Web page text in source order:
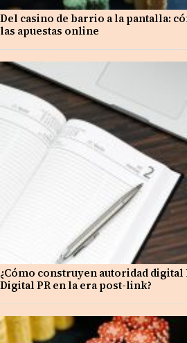
Del casino de barrio a la pantalla:
las apuestas online
¿Cómo construyen autoridad
Digital PR en la era post-link?